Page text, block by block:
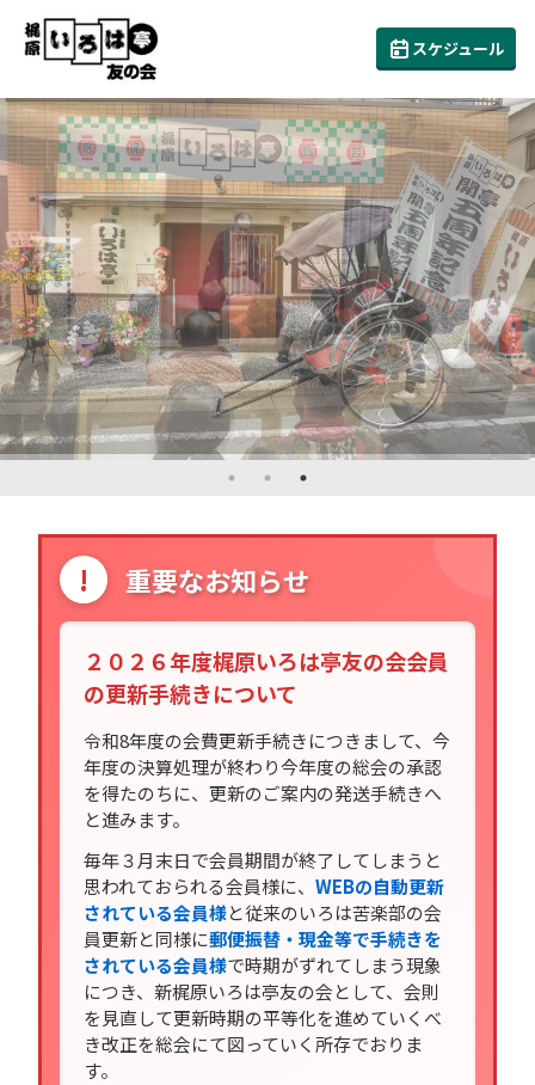
スケジュール
! 重要なお知らせ
２０２６年度梶原いろは亭友の会会員
の更新手続きについて
令和8年度の会費更新手続きにつきまして、今
年度の決算処理が終わり今年度の総会の承認
を得たのちに、更新のご案内の発送手続きへ
と進みます。
毎年３月末日で会員期間が終了してしまうと
思われておられる会員様に、WEBの自動更新
されている会員様と従来のいろは苦楽部の会
員更新と同様に郵便振替・現金等で手続きを
されている会員様で時期がずれてしまう現象
につき、新梶原いろは亭友の会として、会則
を見直して更新時期の平等化を進めていくべ
き改正を総会にて図っていく所存でおりま
す。